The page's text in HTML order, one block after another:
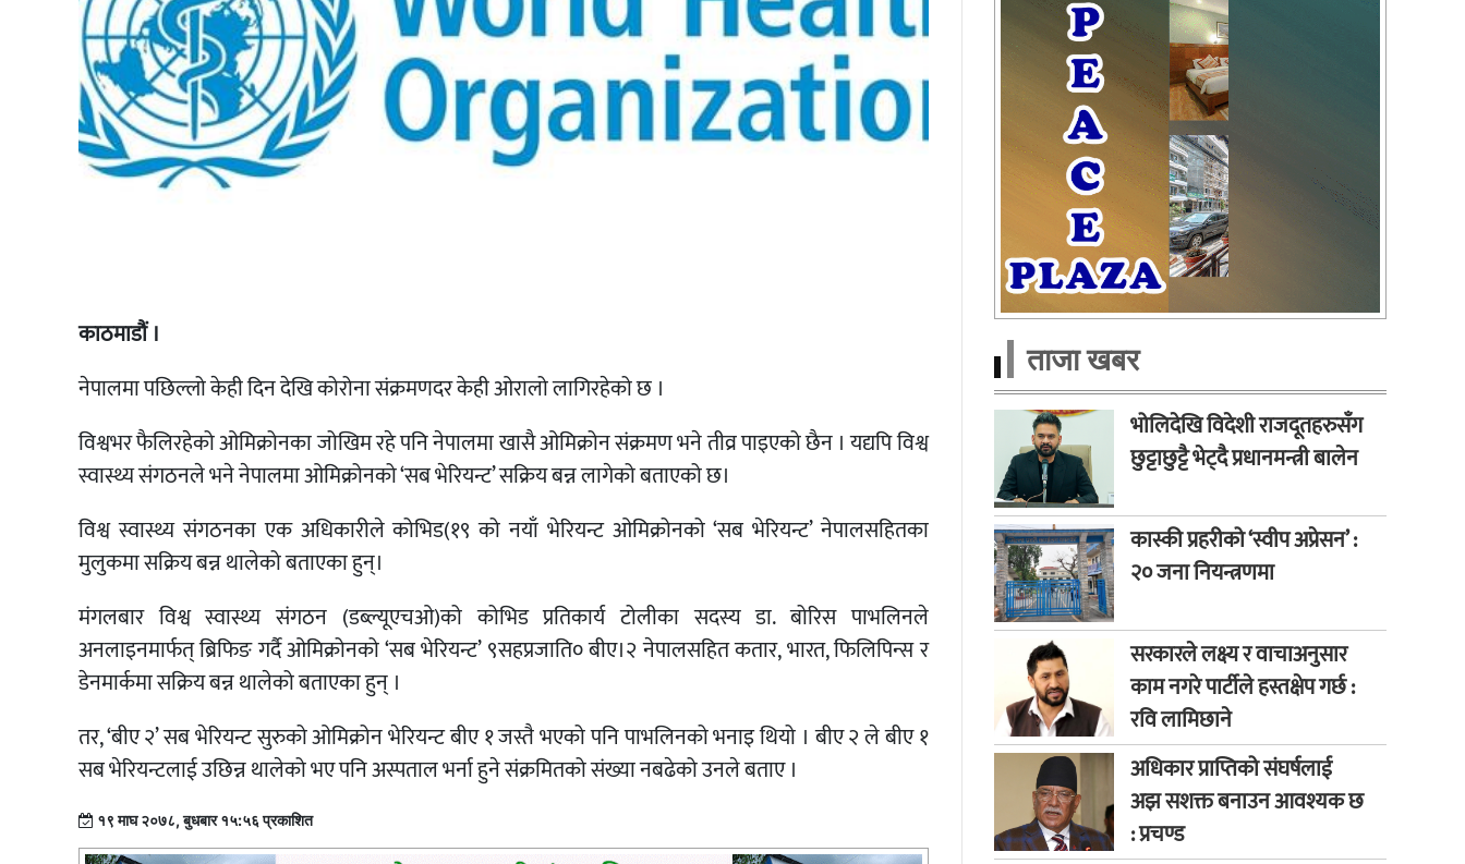
काठमाडौं ।
नेपालमा पछिल्लो केही दिन देखि कोरोना संक्रमणदर केही ओरालो लागिरहेको छ ।
विश्वभर फैलिरहेको ओमिक्रोनका जोखिम रहे पनि नेपालमा खासै ओमिक्रोन संक्रमण भने तीव्र पाइएको छैन । यद्यपि विश्व
स्वास्थ्य संगठनले भने नेपालमा ओमिक्रोनको ‘सब भेरियन्ट’ सक्रिय बन्न लागेको बताएको छ।
विश्व स्वास्थ्य संगठनका एक अधिकारीले कोभिड(१९ को नयाँ भेरियन्ट ओमिक्रोनको ‘सब भेरियन्ट’ नेपालसहितका
मुलुकमा सक्रिय बन्न थालेको बताएका हुन्।
मंगलबार विश्व स्वास्थ्य संगठन (डब्ल्यूएचओ)को कोभिड प्रतिकार्य टोलीका सदस्य डा. बोरिस पाभलिनले
अनलाइनमार्फत् ब्रिफिङ गर्दै ओमिक्रोनको ‘सब भेरियन्ट’ ९सहप्रजाति० बीए।२ नेपालसहित कतार, भारत, फिलिपिन्स र
डेनमार्कमा सक्रिय बन्न थालेको बताएका हुन् ।
तर, ‘बीए २’ सब भेरियन्ट सुरुको ओमिक्रोन भेरियन्ट बीए १ जस्तै भएको पनि पाभलिनको भनाइ थियो । बीए २ ले बीए १
सब भेरियन्टलाई उछिन्न थालेको भए पनि अस्पताल भर्ना हुने संक्रमितको संख्या नबढेको उनले बताए ।
१९ माघ २०७८, बुधबार १५:५६ प्रकाशित
ताजा खबर
भोलिदेखि विदेशी राजदूतहरुसँग
छुट्टाछुट्टै भेट्दै प्रधानमन्त्री बालेन
कास्की प्रहरीको ‘स्वीप अप्रेसन’ :
२० जना नियन्त्रणमा
सरकारले लक्ष्य र वाचाअनुसार
काम नगरे पार्टीले हस्तक्षेप गर्छ :
रवि लामिछाने
अधिकार प्राप्तिको संघर्षलाई
अझ सशक्त बनाउन आवश्यक छ
: प्रचण्ड